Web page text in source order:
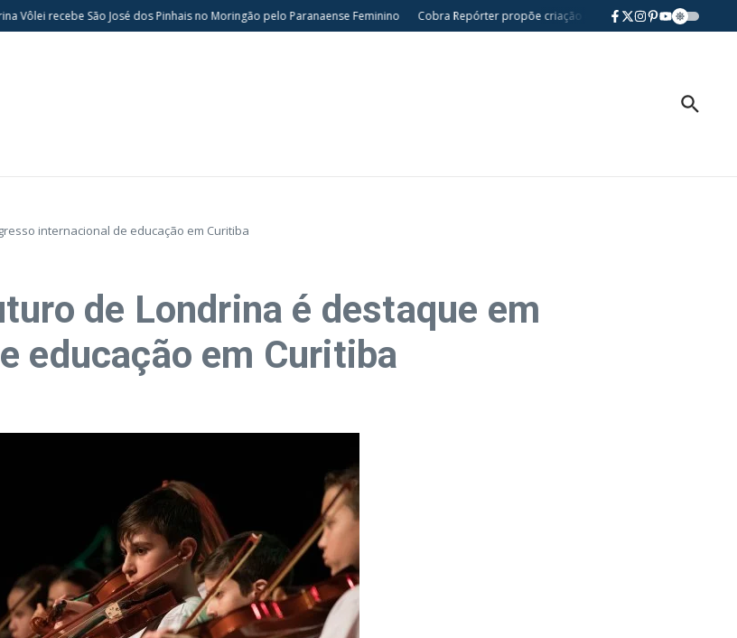
recebe São José dos Pinhais no Moringão pelo Paranaense Feminino Cobra Repórter propõe criação da Semana da Comunidade
internacional de educação em Curitiba
de Londrina é destaque em
educação em Curitiba